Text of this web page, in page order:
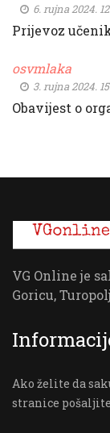
6. rujna 2024.
Prijevoz
osvmlaka
3. rujna 2024.
Obavijest o
VG Online je
Goricu,
Ako želite da
stranice pošaljite